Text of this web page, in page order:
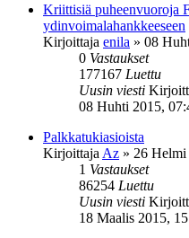
Kriittisiä puheenvuoroja
ydinvoimalahankkeeseen
Kirjoittaja enila » 08
0 Vastaukset
177167 Luettu
Uusin viesti
08 Huhti 2015,
Palkkatukiasioista
Kirjoittaja Az » 26
1 Vastaukset
86254 Luettu
Uusin viesti
18 Maalis 2015,